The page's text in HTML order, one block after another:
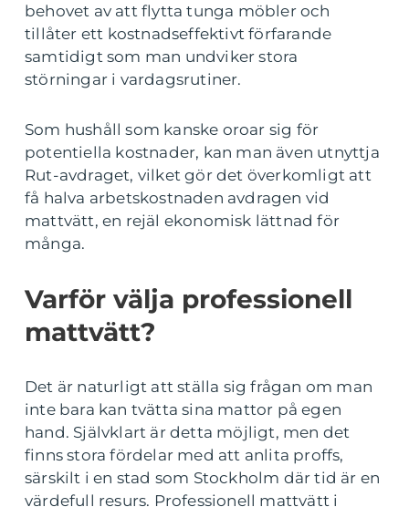
behovet av att flytta tunga möbler och
tillåter ett kostnadseffektivt förfarande
samtidigt som man undviker stora
störningar i vardagsrutiner.
Som hushåll som kanske oroar sig för
potentiella kostnader, kan man även utnyttja
Rut-avdraget, vilket gör det överkomligt att
få halva arbetskostnaden avdragen vid
mattvätt, en rejäl ekonomisk lättnad för
många.
Varför välja professionell
mattvätt?
Det är naturligt att ställa sig frågan om man
inte bara kan tvätta sina mattor på egen
hand. Självklart är detta möjligt, men det
finns stora fördelar med att anlita proffs,
särskilt i en stad som Stockholm där tid är en
värdefull resurs. Professionell mattvätt i